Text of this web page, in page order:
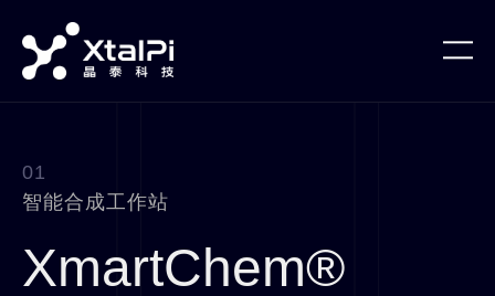
01
智能合成工作站
XmartChem®